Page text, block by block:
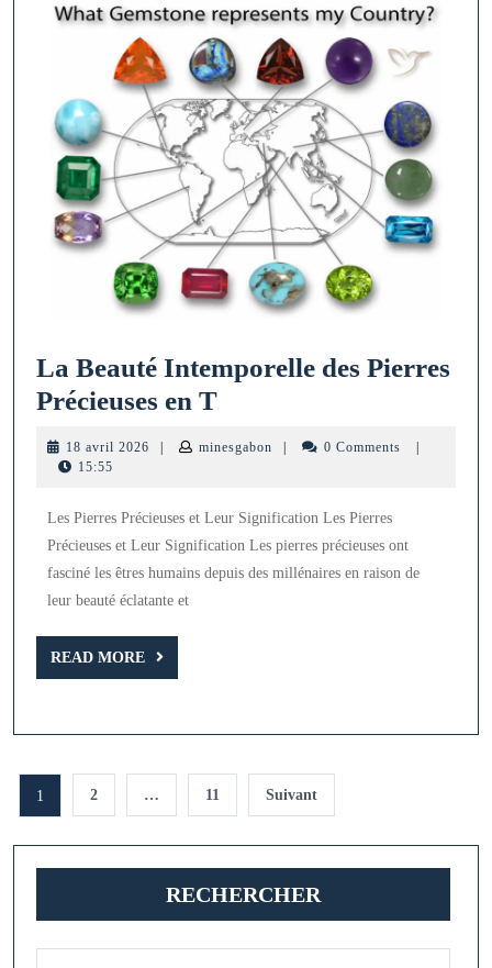
La Beauté Intemporelle des Pierres
Précieuses en TLa
Pierres
Précieuses
18 avril 2026 18
minesgabon minesgabon0 Comments
15:55
Les Pierres Précieuses et Leur Signification Les Pierres
Précieuses et Leur Signification Les pierres précieuses ont
fasciné les êtres humains depuis des millénaires en raison de
leur beauté éclatante et
READ MORE
READ
MORE
Pagination
des
publications
1 2 … 11 Suivant
RECHERCHER